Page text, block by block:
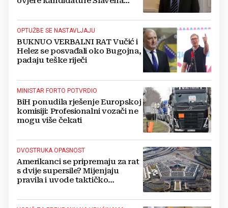
OPTUŽBE SE NASTAVLJAJU
BUKNUO VERBALNI RAT Vučić i
Helez se posvađali oko Bugojna,
padaju teške riječi
MINISTAR FORTO POTVRDIO
BiH ponudila rješenje Europskoj
komisiji: Profesionalni vozači ne
mogu više čekati
DVOSTRUKA OPASNOST
Amerikanci se pripremaju za rat
s dvije supersile? Mijenjaju
pravila i uvode taktičko